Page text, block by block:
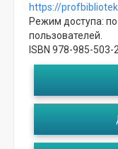
https://
Режим доступа:
пользователей.
ISBN 978-985-503-